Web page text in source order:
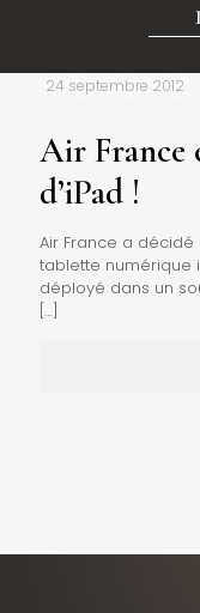
24 septembre 2012
Air France
d’iPad !
Air France a décidé
tablette numérique
déployé dans un
[…]